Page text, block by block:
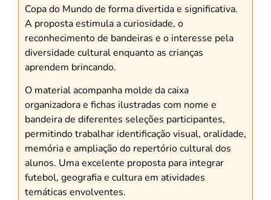
Copa do Mundo de forma divertida e significativa.
A proposta estimula a curiosidade, o
reconhecimento de bandeiras e o interesse pela
diversidade cultural enquanto as crianças
aprendem brincando.
O material acompanha molde da caixa
organizadora e fichas ilustradas com nome e
bandeira de diferentes seleções participantes,
permitindo trabalhar identificação visual, oralidade,
memória e ampliação do repertório cultural dos
alunos. Uma excelente proposta para integrar
futebol, geografia e cultura em atividades
temáticas envolventes.